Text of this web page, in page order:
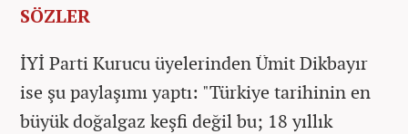
SÖZLER
İYİ Parti Kurucu üyelerinden Ümit Dikbayır
ise şu paylaşımı yaptı: "Türkiye tarihinin en
büyük doğalgaz keşfi değil bu; 18 yıllık